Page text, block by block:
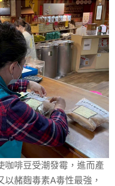
咖啡豆受潮發霉，進而產
赭麴毒素A毒性最強，